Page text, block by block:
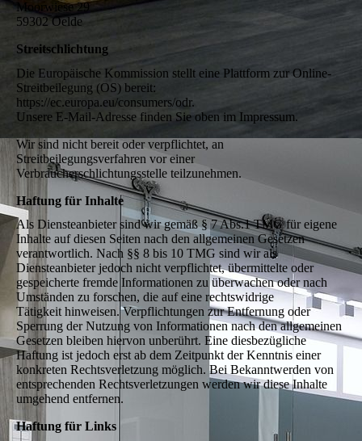
Moorwiese 29
59302 Oelde
Streitschlichtung
Die Europäische Kommission stellt eine Plattform zur Online-
Streitbeilegung (OS) bereit:
https://ec.europa.eu/consumers/odr.
Unsere E-Mail-Adresse finden Sie oben im Impressum.
Wir sind nicht bereit oder verpflichtet, an
Streitbeilegungsverfahren vor einer
Verbraucherschlichtungsstelle teilzunehmen.
Haftung für Inhalte
Als Diensteanbieter sind wir gemäß § 7 Abs.1 TMG für eigene
Inhalte auf diesen Seiten nach den allgemeinen Gesetzen
verantwortlich. Nach §§ 8 bis 10 TMG sind wir als
Diensteanbieter jedoch nicht verpflichtet, übermittelte oder
gespeicherte fremde Informationen zu überwachen oder nach
Umständen zu forschen, die auf eine rechtswidrige
Tätigkeit hinweisen. Verpflichtungen zur Entfernung oder
Sperrung der Nutzung von Informationen nach den allgemeinen
Gesetzen bleiben hiervon unberührt. Eine diesbezügliche
Haftung ist jedoch erst ab dem Zeitpunkt der Kenntnis einer
konkreten Rechtsverletzung möglich. Bei Bekanntwerden von
entsprechenden Rechtsverletzungen werden wir diese Inhalte
umgehend entfernen.
Haftung für Links